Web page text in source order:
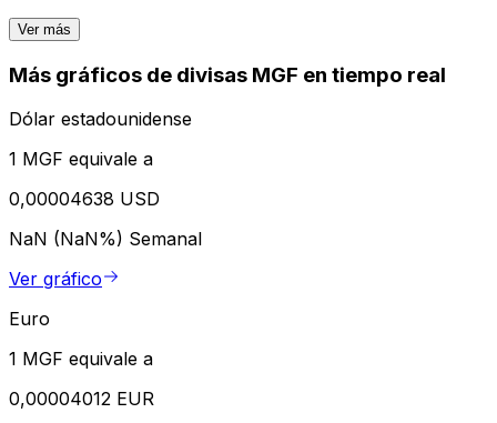
Ver más
Más gráficos de divisas MGF en tiempo real
Dólar estadounidense
1 MGF equivale a
0,00004638 USD
NaN (NaN%) Semanal
Ver gráfico
Euro
1 MGF equivale a
0,00004012 EUR